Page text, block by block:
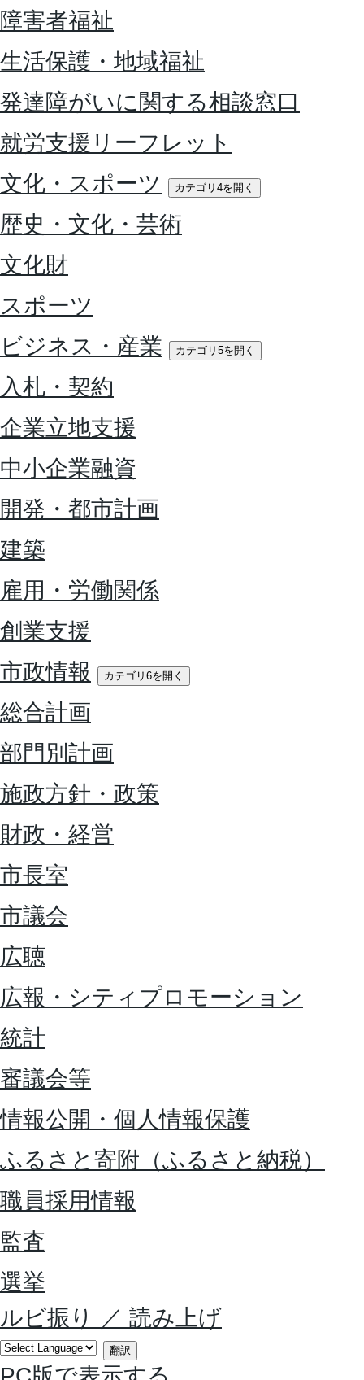
障害者福祉
生活保護・地域福祉
発達障がいに関する相談窓口
就労支援リーフレット
文化・スポーツ
カテゴリ4を開く
歴史・文化・芸術
文化財
スポーツ
ビジネス・産業
カテゴリ5を開く
入札・契約
企業立地支援
中小企業融資
開発・都市計画
建築
雇用・労働関係
創業支援
市政情報
カテゴリ6を開く
総合計画
部門別計画
施政方針・政策
財政・経営
市長室
市議会
広聴
広報・シティプロモーション
統計
審議会等
情報公開・個人情報保護
ふるさと寄附（ふるさと納税）
職員採用情報
監査
選挙
ルビ振り
／ 読み上げ
翻訳